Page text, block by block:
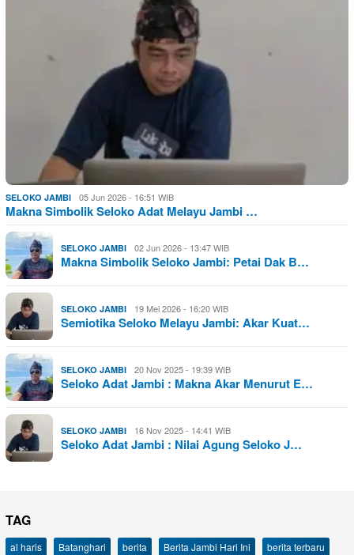
SELOKO JAMBI 05 Jun 2026 - 16:51 WIB
Makna Simbolik Seloko Adat Melayu Jambi …
SELOKO JAMBI 02 Jun 2026 - 13:47 WIB
Makna Simbolik Seloko Jambi: Petai Dak B…
SELOKO JAMBI 19 Mei 2026 - 16:20 WIB
Semiotika Seloko Melayu Jambi: Akar Kuat…
SELOKO JAMBI 20 Nov 2025 - 19:39 WIB
Seloko Adat Jambi : Makna Akar Menurut E…
SELOKO JAMBI 16 Nov 2025 - 14:41 WIB
Seloko Adat Jambi : Nilai Agung Seloko J…
TAG
al haris Batanghari berita Berita Jambi Hari Ini
berita terbaru